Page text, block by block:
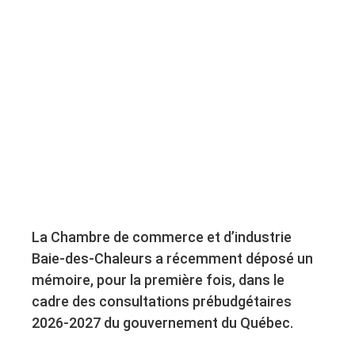
La Chambre de commerce et d’industrie
Baie-des-Chaleurs a récemment déposé un
mémoire, pour la première fois, dans le
cadre des consultations prébudgétaires
2026-2027 du gouvernement du Québec.